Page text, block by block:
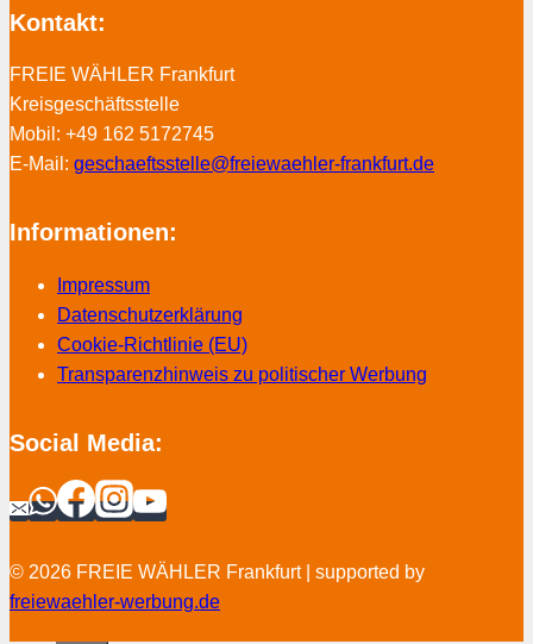
Kontakt:
FREIE WÄHLER Frankfurt
Kreisgeschäftsstelle
Mobil: +49 162 5172745
E-Mail: geschaeftsstelle@freiewaehler-frankfurt.de
Informationen:
Impressum
Datenschutzerklärung
Cookie-Richtlinie (EU)
Transparenzhinweis zu politischer Werbung
Social Media:
© 2026 FREIE WÄHLER Frankfurt | supported by
freiewaehler-werbung.de